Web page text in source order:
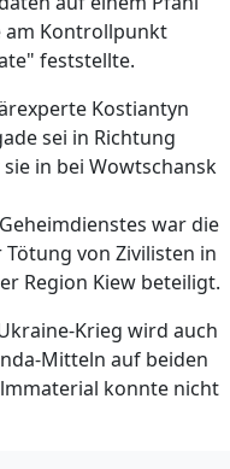
am Kontrollpunkt
feststellte.
Kostiantyn
sei in Richtung
in bei Wowtschansk
war die
von Zivilisten in
Region Kiew beteiligt.
Krieg wird auch
Mitteln auf beiden
konnte nicht